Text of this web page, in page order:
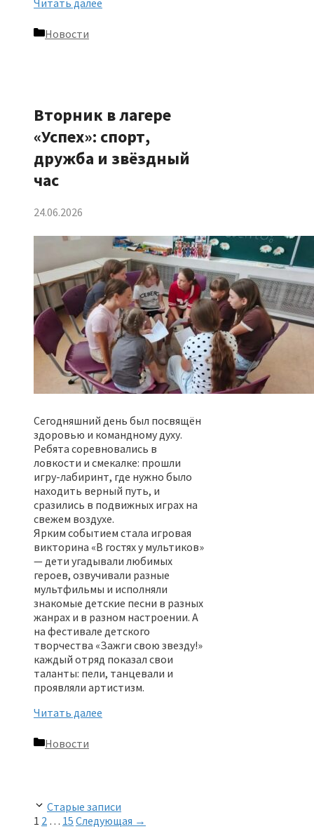
Читать далее
Рубрики
Новости
Вторник в лагере
«Успех»: спорт,
дружба и звёздный
час
24.06.2026
Сегодняшний день был посвящён
здоровью и командному духу.
Ребята соревновались в
ловкости и смекалке: прошли
игру-лабиринт, где нужно было
находить верный путь, и
сразились в подвижных играх на
свежем воздухе.
Ярким событием стала игровая
викторина «В гостях у мультиков»
— дети угадывали любимых
героев, озвучивали разные
мультфильмы и исполняли
знакомые детские песни в разных
жанрах и в разном настроении. А
на фестивале детского
творчества «Зажги свою звезду!»
каждый отряд показал свои
таланты: пели, танцевали и
проявляли артистизм.
Читать далее
Рубрики
Новости
Старые записи
Страница
1 Страница
2 … Страница
15 Следующая →